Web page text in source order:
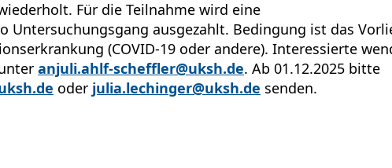
Für die Teilnahme wird eine
Untersuchungsgang ausgezahlt. Bedingung ist das
(COVID-19 oder andere). Interessierte
anjuli.ahlf-scheffler@uksh.de. Ab 01.12.2025 bitte
oder julia.lechinger@uksh.de senden.